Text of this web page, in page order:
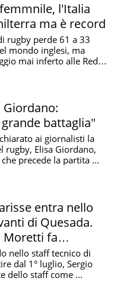
l'Italia
ma è record
rugby perde 61 a 33
mondo inglesi, ma
mai inferto alle Red
Giordano:
battaglia"
ai giornalisti la
rugby, Elisa Giordano,
precede la partita ...
entra nello
di Quesada.
Moretti fa
nello staff tecnico di
dal 1° luglio, Sergio
dello staff come ...